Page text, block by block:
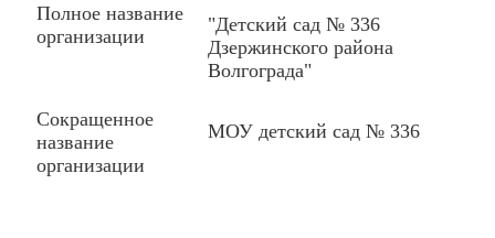
Полное название
организации
"Детский сад № 336
Дзержинского района
Волгограда"
Сокращенное
название
организации
МОУ детский сад № 336